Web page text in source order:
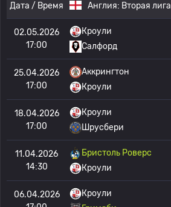
Дата / Время Англия: Вторая лига
02.05.2026
17:00
Кроули
Салфорд
25.04.2026
17:00
Аккрингтон
Кроули
18.04.2026
17:00
Кроули
Шрусбери
11.04.2026
14:30
Бристоль Роверс
Кроули
06.04.2026
Кроули